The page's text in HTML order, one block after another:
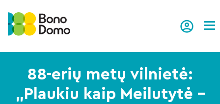
88-erių metų vilnietė:
„Plaukiu kaip Meilutytė –